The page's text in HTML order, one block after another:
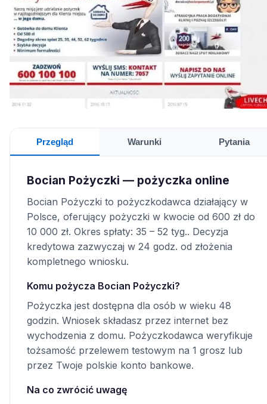
Przegląd Warunki Pytania
Bocian Pożyczki — pożyczka online
Bocian Pożyczki to pożyczkodawca działający w
Polsce, oferujący pożyczki w kwocie od 600 zł do
10 000 zł. Okres spłaty: 35 – 52 tyg.. Decyzja
kredytowa zazwyczaj w 24 godz. od złożenia
kompletnego wniosku.
Komu pożycza Bocian Pożyczki?
Pożyczka jest dostępna dla osób w wieku 48
godzin. Wniosek składasz przez internet bez
wychodzenia z domu. Pożyczkodawca weryfikuje
tożsamość przelewem testowym na 1 grosz lub
przez Twoje polskie konto bankowe.
Na co zwrócić uwagę